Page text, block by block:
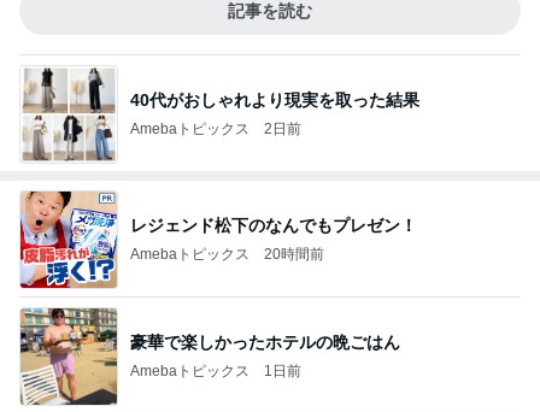
記事を読む
40代がおしゃれより現実を取った結果
Amebaトピックス 2日前
レジェンド松下のなんでもプレゼン！
Amebaトピックス 20時間前
豪華で楽しかったホテルの晩ごはん
Amebaトピックス 1日前